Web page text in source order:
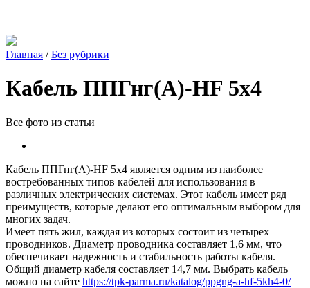
Главная /Без рубрики
Кабель ППГнг(A)-HF 5х4
Все фото из статьи
Кабель ППГнг(A)-HF 5х4 является одним из наиболее
востребованных типов кабелей для использования в
различных электрических системах. Этот кабель имеет ряд
преимуществ, которые делают его оптимальным выбором для
многих задач.
Имеет пять жил, каждая из которых состоит из четырех
проводников. Диаметр проводника составляет 1,6 мм, что
обеспечивает надежность и стабильность работы кабеля.
Общий диаметр кабеля составляет 14,7 мм. Выбрать кабель
можно на сайте https://tpk-parma.ru/katalog/ppgng-a-hf-5kh4-0/